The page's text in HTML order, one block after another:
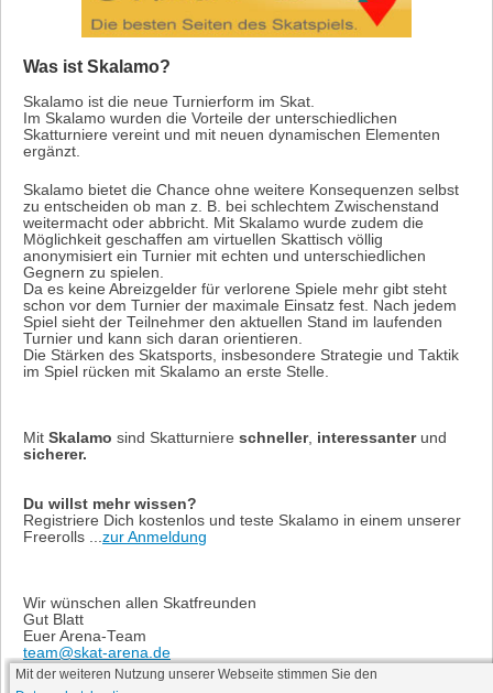
Was ist Skalamo?
Skalamo ist die neue Turnierform im Skat.
Im Skalamo wurden die Vorteile der unterschiedlichen
Skatturniere vereint und mit neuen dynamischen Elementen
ergänzt.
Skalamo bietet die Chance ohne weitere Konsequenzen selbst
zu entscheiden ob man z. B. bei schlechtem Zwischenstand
weitermacht oder abbricht. Mit Skalamo wurde zudem die
Möglichkeit geschaffen am virtuellen Skattisch völlig
anonymisiert ein Turnier mit echten und unterschiedlichen
Gegnern zu spielen.
Da es keine Abreizgelder für verlorene Spiele mehr gibt steht
schon vor dem Turnier der maximale Einsatz fest. Nach jedem
Spiel sieht der Teilnehmer den aktuellen Stand im laufenden
Turnier und kann sich daran orientieren.
Die Stärken des Skatsports, insbesondere Strategie und Taktik
im Spiel rücken mit Skalamo an erste Stelle.
Mit Skalamo sind Skatturniere schneller, interessanterund
sicherer.
Du willst mehr wissen?
Registriere Dich kostenlos und teste Skalamo in einem unserer
Freerolls ... zur Anmeldung
Wir wünschen allen Skatfreunden
Gut Blatt
Euer Arena-Team
team@skat-arena.de
Mit der weiteren Nutzung unserer Webseite stimmen Sie den